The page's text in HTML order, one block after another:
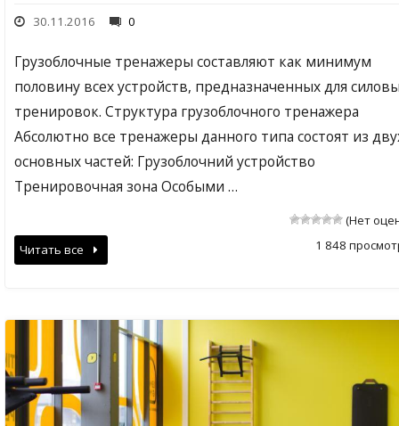
30.11.2016 0
Грузоблочные тренажеры составляют как минимум
половину всех устройств, предназначенных для
тренировок. Структура грузоблочного тренажера
Абсолютно все тренажеры данного типа состоят из
основных частей: Грузоблочний устройство
Тренировочная зона Особыми …
(Нет
1 848
Читать все